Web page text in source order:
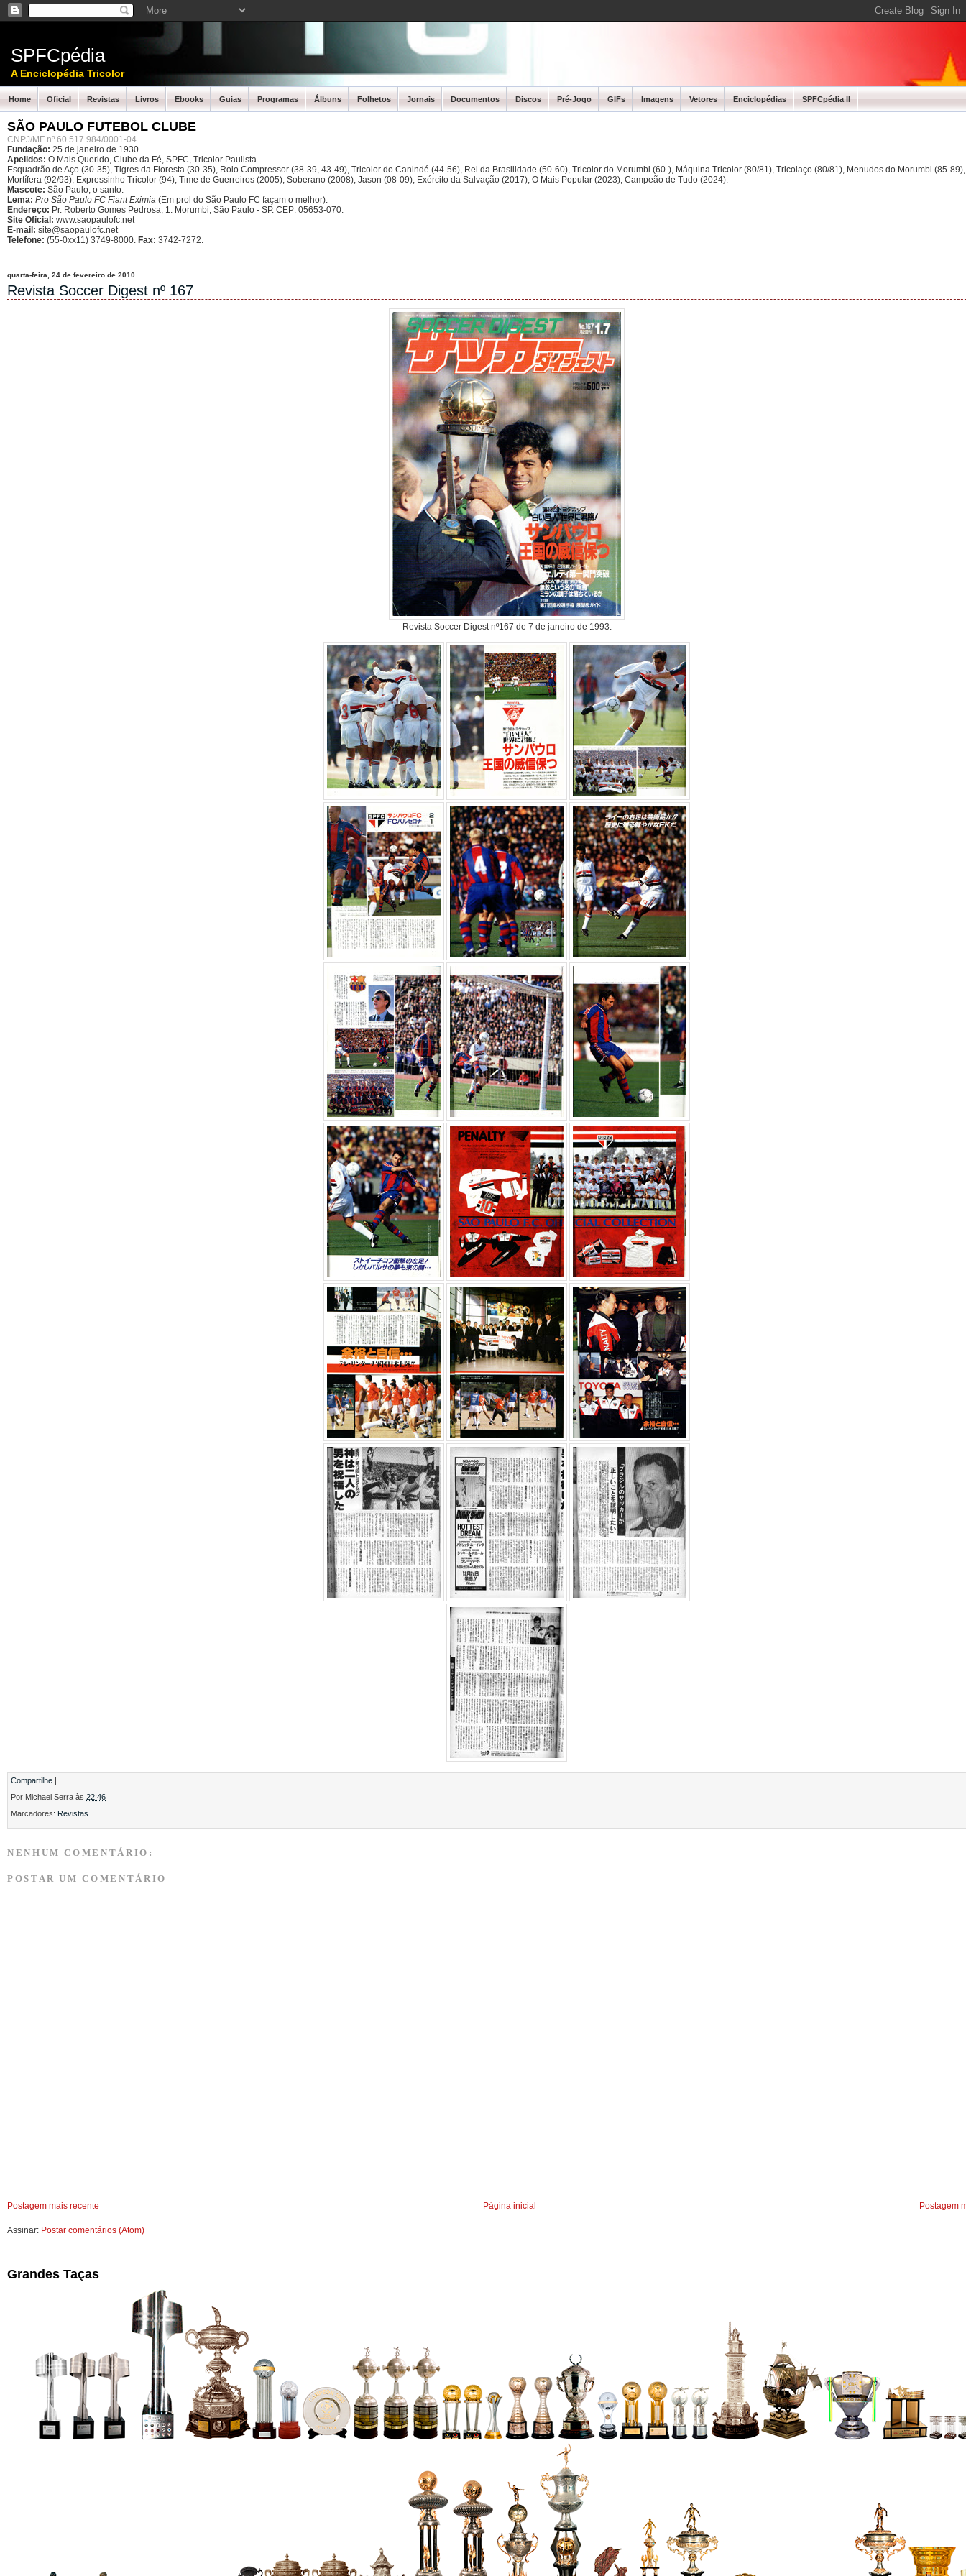
SPFCpédia
A Enciclopédia Tricolor
Home Oficial Revistas Livros Ebooks Guias Programas Álbuns Folhetos Jornais Documentos Discos Pré-Jogo GIFs Imagens Vetores Enciclopédias SPFCpédia II
SÃO PAULO FUTEBOL CLUBE
CNPJ/MF nº 60.517.984/0001-04
Fundação: 25 de janeiro de 1930
Apelidos: O Mais Querido, Clube da Fé, SPFC, Tricolor Paulista.
Esquadrão de Aço (30-35), Tigres da Floresta (30-35), Rolo Compressor (38-39, 43-49), Tricolor do Canindé (44-56), Rei da Brasilidade (50-60), Tricolor do Morumbi (60-), Máquina Tricolor (80/81), Tricolaço (80/81), Menudos do Morumbi (85-
Mortífera (92/93), Expressinho Tricolor (94), Time de Guerreiros (2005), Soberano (2008), Jason (08-09), Exército da Salvação (2017), O Mais Popular (2023), Campeão de Tudo (2024).
Mascote: São Paulo, o santo.
Lema: Pro São Paulo FC Fiant Eximia (Em prol do São Paulo FC façam o melhor).
Endereço: Pr. Roberto Gomes Pedrosa, 1. Morumbi; São Paulo - SP. CEP: 05653-070.
Site Oficial: www.saopaulofc.net
E-mail: site@saopaulofc.net
Telefone: (55-0xx11) 3749-8000. Fax: 3742-7272.
quarta-feira, 24 de fevereiro de 2010
Revista Soccer Digest nº 167
Revista Soccer Digest nº167 de 7 de janeiro de 1993.
Compartilhe |
Por Michael Serra às 22:46
Marcadores: Revistas
NENHUM COMENTÁRIO:
POSTAR UM COMENTÁRIO
Postagem mais recente Postagem
Página inicial
Assinar: Postar comentários (Atom)
Grandes Taças